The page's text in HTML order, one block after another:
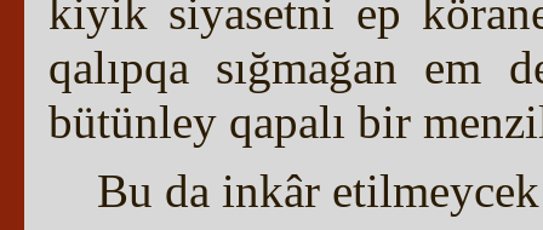
kiyik siyasetni ep
qalıpqa sığmağan em
bütünley qapalı bir
Bu da inkâr